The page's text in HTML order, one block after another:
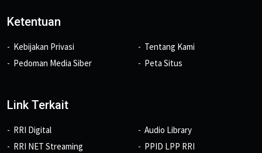
Ketentuan
Kebijakan Privasi
Pedoman Media Siber
Tentang Kami
Peta Situs
Link Terkait
RRI Digital
RRI NET Streaming
Audio Library
PPID LPP RRI